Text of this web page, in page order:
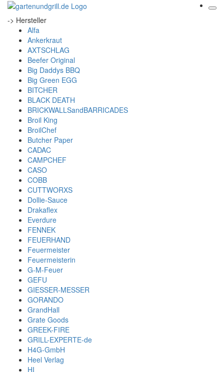
-> Hersteller
Alfa
Ankerkraut
AXTSCHLAG
Beefer Original
Big Daddys BBQ
Big Green EGG
BITCHER
BLACK DEATH
BRICKWALLSandBARRICADES
Broil King
BroilChef
Butcher Paper
CADAC
CAMPCHEF
CASO
COBB
CUTTWORXS
Dollie-Sauce
Drakaflex
Everdure
FENNEK
FEUERHAND
Feuermeister
Feuermeisterin
G-M-Feuer
GEFU
GIESSER-MESSER
GORANDO
GrandHall
Grate Goods
GREEK-FIRE
GRILL-EXPERTE-de
H4G-GmbH
Heel Verlag
HI